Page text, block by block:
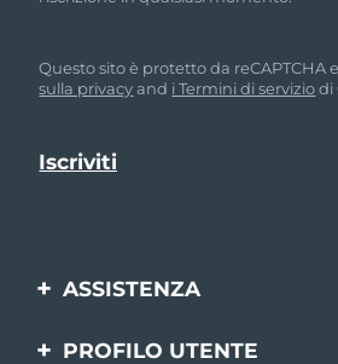
Questo sito è protetto da reCAPTCHA
sulla privacyand i Termini di serviziodi
ASSISTENZA
Contattaci
PROFILO UTENTE